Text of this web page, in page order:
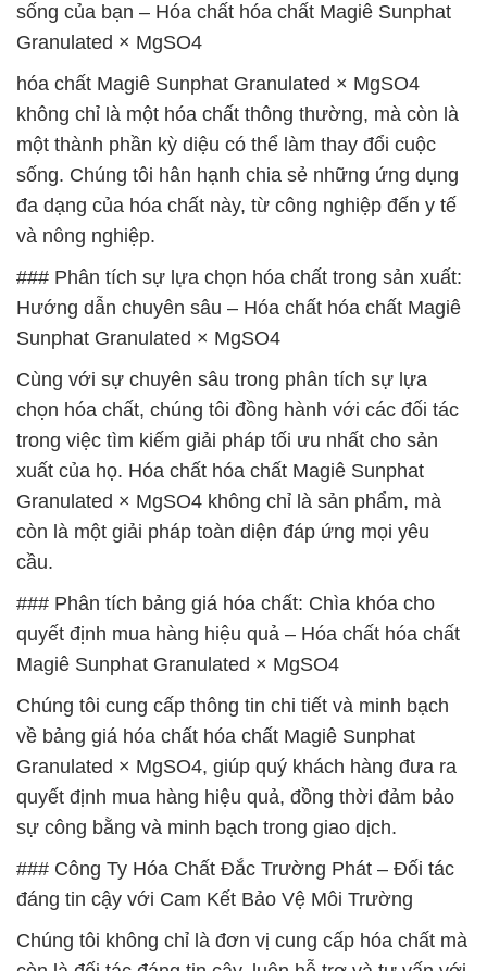
sống của bạn – Hóa chất hóa chất Magiê Sunphat
Granulated × MgSO4
hóa chất Magiê Sunphat Granulated × MgSO4
không chỉ là một hóa chất thông thường, mà còn là
một thành phần kỳ diệu có thể làm thay đổi cuộc
sống. Chúng tôi hân hạnh chia sẻ những ứng dụng
đa dạng của hóa chất này, từ công nghiệp đến y tế
và nông nghiệp.
### Phân tích sự lựa chọn hóa chất trong sản xuất:
Hướng dẫn chuyên sâu – Hóa chất hóa chất Magiê
Sunphat Granulated × MgSO4
Cùng với sự chuyên sâu trong phân tích sự lựa
chọn hóa chất, chúng tôi đồng hành với các đối tác
trong việc tìm kiếm giải pháp tối ưu nhất cho sản
xuất của họ. Hóa chất hóa chất Magiê Sunphat
Granulated × MgSO4 không chỉ là sản phẩm, mà
còn là một giải pháp toàn diện đáp ứng mọi yêu
cầu.
### Phân tích bảng giá hóa chất: Chìa khóa cho
quyết định mua hàng hiệu quả – Hóa chất hóa chất
Magiê Sunphat Granulated × MgSO4
Chúng tôi cung cấp thông tin chi tiết và minh bạch
về bảng giá hóa chất hóa chất Magiê Sunphat
Granulated × MgSO4, giúp quý khách hàng đưa ra
quyết định mua hàng hiệu quả, đồng thời đảm bảo
sự công bằng và minh bạch trong giao dịch.
### Công Ty Hóa Chất Đắc Trường Phát – Đối tác
đáng tin cậy với Cam Kết Bảo Vệ Môi Trường
Chúng tôi không chỉ là đơn vị cung cấp hóa chất mà